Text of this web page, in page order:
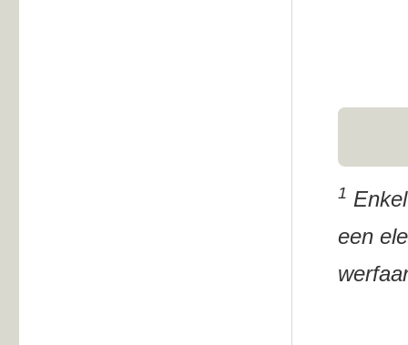
1
een